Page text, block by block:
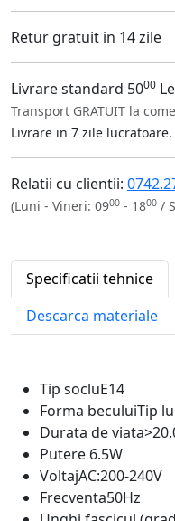
Retur gratuit in 14 zile
Livrare standard 5000
Transport GRATUIT la
Livrare in 7 zile lucratoare.
Relatii cu clientii:
(Luni - Vineri: 0900 - 1800 /
Specificatii tehnice
Descarca materiale
Tip socluE14
Forma beculuiTip
Durata de viata
Putere 6.5W
VoltajAC:200-240V
Frecventa50Hz